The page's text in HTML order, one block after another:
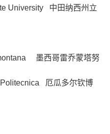
University 中田纳西州立
墨西哥雷乔蒙塔努
厄瓜多尔钦博